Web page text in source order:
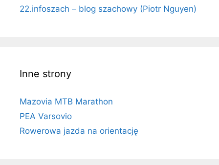
22.infoszach – blog szachowy (Piotr Nguyen)
Inne strony
Mazovia MTB Marathon
PEA Varsovio
Rowerowa jazda na orientację